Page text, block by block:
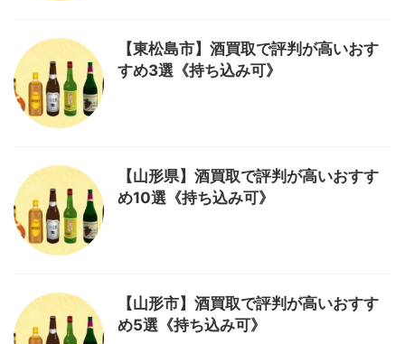
【東松島市】酒買取で評判が高いおす
すめ3選《持ち込み可》
【山形県】酒買取で評判が高いおすす
め10選《持ち込み可》
【山形市】酒買取で評判が高いおすす
め5選《持ち込み可》